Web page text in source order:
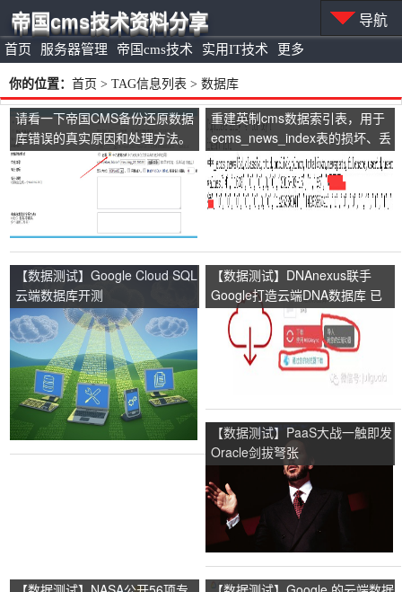
首页 服务器管理 帝国cms技术 实用IT技术 更多
帝国cms技术资料分享 导航
你的位置： 首页 > TAG信息列表 > 数据库
请看一下帝国CMS备份还原数据
库错误的真实原因和处理方法。
重建英制cms数据索引表，用于
ecms_news_index表的损坏、丢
失或错误
【数据测试】Google Cloud SQL
云端数据库开测
【数据测试】DNAnexus联手
Google打造云端DNA数据库 已
获1500万美元投资
【数据测试】PaaS大战一触即发
Oracle剑拔弩张